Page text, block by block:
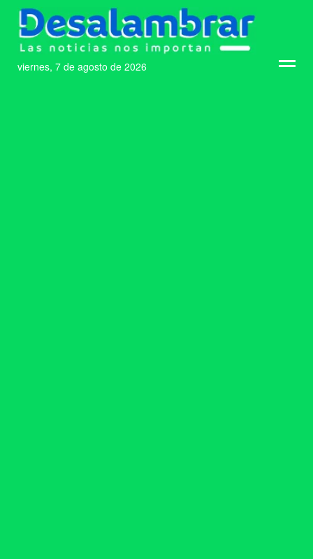
viernes, 7 de agosto de 2026